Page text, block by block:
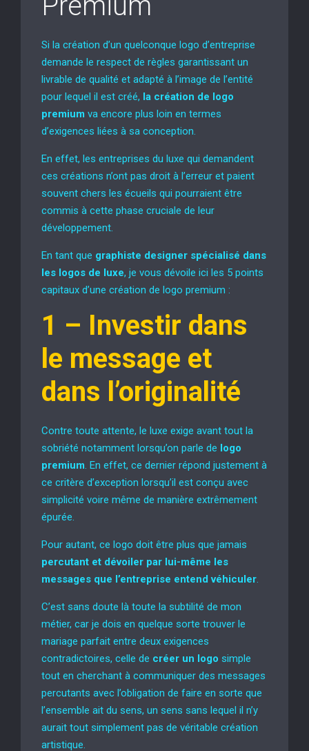
Si la création d’un quelconque logo d’entreprise
demande le respect de règles garantissant un
livrable de qualité et adapté à l’image de l’entité
pour lequel il est créé, la création de logo
premium va encore plus loin en termes
d’exigences liées à sa conception.
En effet, les entreprises du luxe qui demandent
ces créations n’ont pas droit à l’erreur et paient
souvent chers les écueils qui pourraient être
commis à cette phase cruciale de leur
développement.
En tant que graphiste designer spécialisé dans
les logos de luxe, je vous dévoile ici les 5 points
capitaux d’une création de logo premium :
1 – Investir dans
le message et
dans l’originalité
Contre toute attente, le luxe exige avant tout la
sobriété notamment lorsqu’on parle de logo
premium. En effet, ce dernier répond justement à
ce critère d’exception lorsqu’il est conçu avec
simplicité voire même de manière extrêmement
épurée.
Pour autant, ce logo doit être plus que jamais
percutant et dévoiler par lui-même les
messages que l’entreprise entend véhiculer.
C’est sans doute là toute la subtilité de mon
métier, car je dois en quelque sorte trouver le
mariage parfait entre deux exigences
contradictoires, celle de créer un logo simple
tout en cherchant à communiquer des messages
percutants avec l’obligation de faire en sorte que
l’ensemble ait du sens, un sens sans lequel il n’y
aurait tout simplement pas de véritable création
artistique.